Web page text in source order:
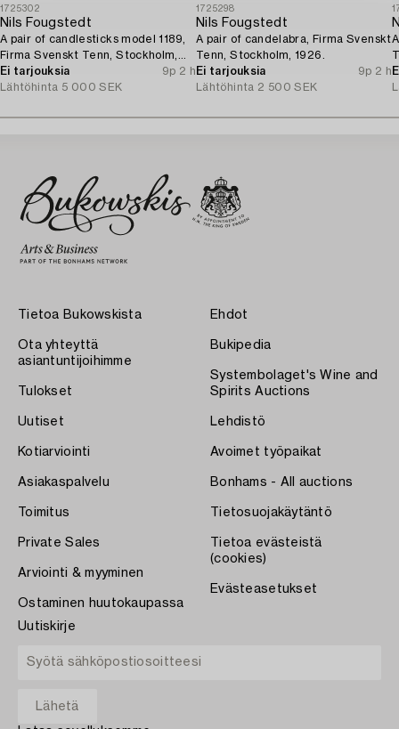
1725302
Nils Fougstedt
A pair of candlesticks model 1189,
Firma Svenskt Tenn, Stockholm,
1929.
Ei tarjouksia
9p 2 h
Lähtöhinta 5 000 SEK
1725298
Nils Fougstedt
A pair of candelabra, Firma Svenskt
Tenn, Stockholm, 1926.
Ei tarjouksia
9p 2 h
Lähtöhinta 2 500 SEK
Tietoa Bukowskista
Ota yhteyttä
asiantuntijoihimme
Tulokset
Uutiset
Kotiarviointi
Asiakaspalvelu
Toimitus
Private Sales
Arviointi & myyminen
Ostaminen huutokaupassa
Ehdot
Bukipedia
Systembolaget's Wine and
Spirits Auctions
Lehdistö
Avoimet työpaikat
Bonhams - All auctions
Tietosuojakäytäntö
Tietoa evästeistä
(cookies)
Evästeasetukset
Uutiskirje